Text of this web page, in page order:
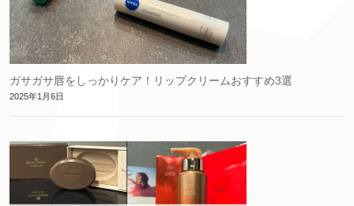
ガサガサ唇をしっかりケア！リップクリームおすすめ3選
2025年1月6日